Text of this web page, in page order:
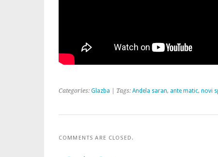
Categories: Glazba | Tags: Andela saran, ante matic, novi
COMMENTS ARE CLOSED.